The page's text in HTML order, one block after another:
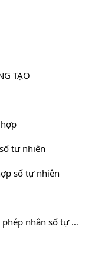
TẠO
tự nhiên
số tự nhiên
2. Tính chất của phép cộng và phép nhân số tự nhiên